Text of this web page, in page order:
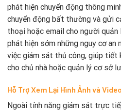
phát hiện chuyển động thông
chuyển động bất thường và gửi
thoại hoặc email cho người quản
phát hiện sớm những nguy cơ an
việc giám sát thủ công, giúp tiết
cho chủ nhà hoặc quản lý cơ sở
Hỗ Trợ Xem Lại Hình Ảnh và Video
Ngoài tính năng giám sát trực